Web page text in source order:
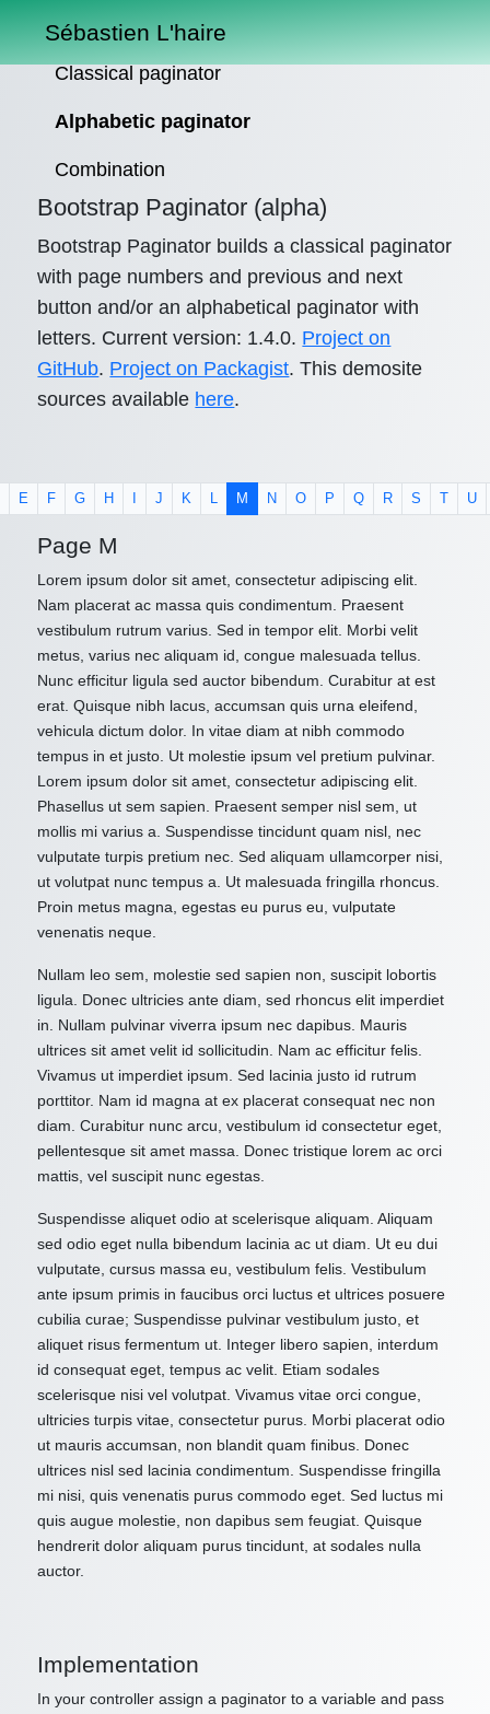
Sébastien L'haire
Classical paginator
Alphabetic paginator
Combination
Bootstrap Paginator (alpha)
Bootstrap Paginator builds a classical paginator
with page numbers and previous and next
button and/or an alphabetical paginator with
letters. Current version: 1.4.0. Project on
GitHub. Project on Packagist. This demosite
sources available here.
E F G H J K L M N O P Q R S U
Page M
Lorem ipsum dolor sit amet, consectetur adipiscing elit.
Nam placerat ac massa quis condimentum. Praesent
vestibulum rutrum varius. Sed in tempor elit. Morbi velit
metus, varius nec aliquam id, congue malesuada tellus.
Nunc efficitur ligula sed auctor bibendum. Curabitur at est
erat. Quisque nibh lacus, accumsan quis urna eleifend,
vehicula dictum dolor. In vitae diam at nibh commodo
tempus in et justo. Ut molestie ipsum vel pretium pulvinar.
Lorem ipsum dolor sit amet, consectetur adipiscing elit.
Phasellus ut sem sapien. Praesent semper nisl sem, ut
mollis mi varius a. Suspendisse tincidunt quam nisl, nec
vulputate turpis pretium nec. Sed aliquam ullamcorper nisi,
ut volutpat nunc tempus a. Ut malesuada fringilla rhoncus.
Proin metus magna, egestas eu purus eu, vulputate
venenatis neque.
Nullam leo sem, molestie sed sapien non, suscipit lobortis
ligula. Donec ultricies ante diam, sed rhoncus elit imperdiet
in. Nullam pulvinar viverra ipsum nec dapibus. Mauris
ultrices sit amet velit id sollicitudin. Nam ac efficitur felis.
Vivamus ut imperdiet ipsum. Sed lacinia justo id rutrum
porttitor. Nam id magna at ex placerat consequat nec non
diam. Curabitur nunc arcu, vestibulum id consectetur eget,
pellentesque sit amet massa. Donec tristique lorem ac orci
mattis, vel suscipit nunc egestas.
Suspendisse aliquet odio at scelerisque aliquam. Aliquam
sed odio eget nulla bibendum lacinia ac ut diam. Ut eu dui
vulputate, cursus massa eu, vestibulum felis. Vestibulum
ante ipsum primis in faucibus orci luctus et ultrices posuere
cubilia curae; Suspendisse pulvinar vestibulum justo, et
aliquet risus fermentum ut. Integer libero sapien, interdum
id consequat eget, tempus ac velit. Etiam sodales
scelerisque nisi vel volutpat. Vivamus vitae orci congue,
ultricies turpis vitae, consectetur purus. Morbi placerat odio
ut mauris accumsan, non blandit quam finibus. Donec
ultrices nisl sed lacinia condimentum. Suspendisse fringilla
mi nisi, quis venenatis purus commodo eget. Sed luctus mi
quis augue molestie, non dapibus sem feugiat. Quisque
hendrerit dolor aliquam purus tincidunt, at sodales nulla
auctor.
Implementation
In your controller assign a paginator to a variable and pass